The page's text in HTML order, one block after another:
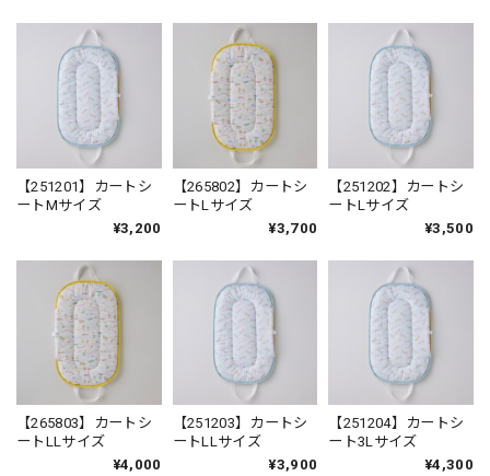
【251201】カートシ
ートMサイズ
¥3,200
【265802】カートシ
ートLサイズ
¥3,700
【251202】カートシ
ートLサイズ
¥3,500
【265803】カートシ
ートLLサイズ
¥4,000
【251203】カートシ
ートLLサイズ
¥3,900
【251204】カートシ
ート3Lサイズ
¥4,300